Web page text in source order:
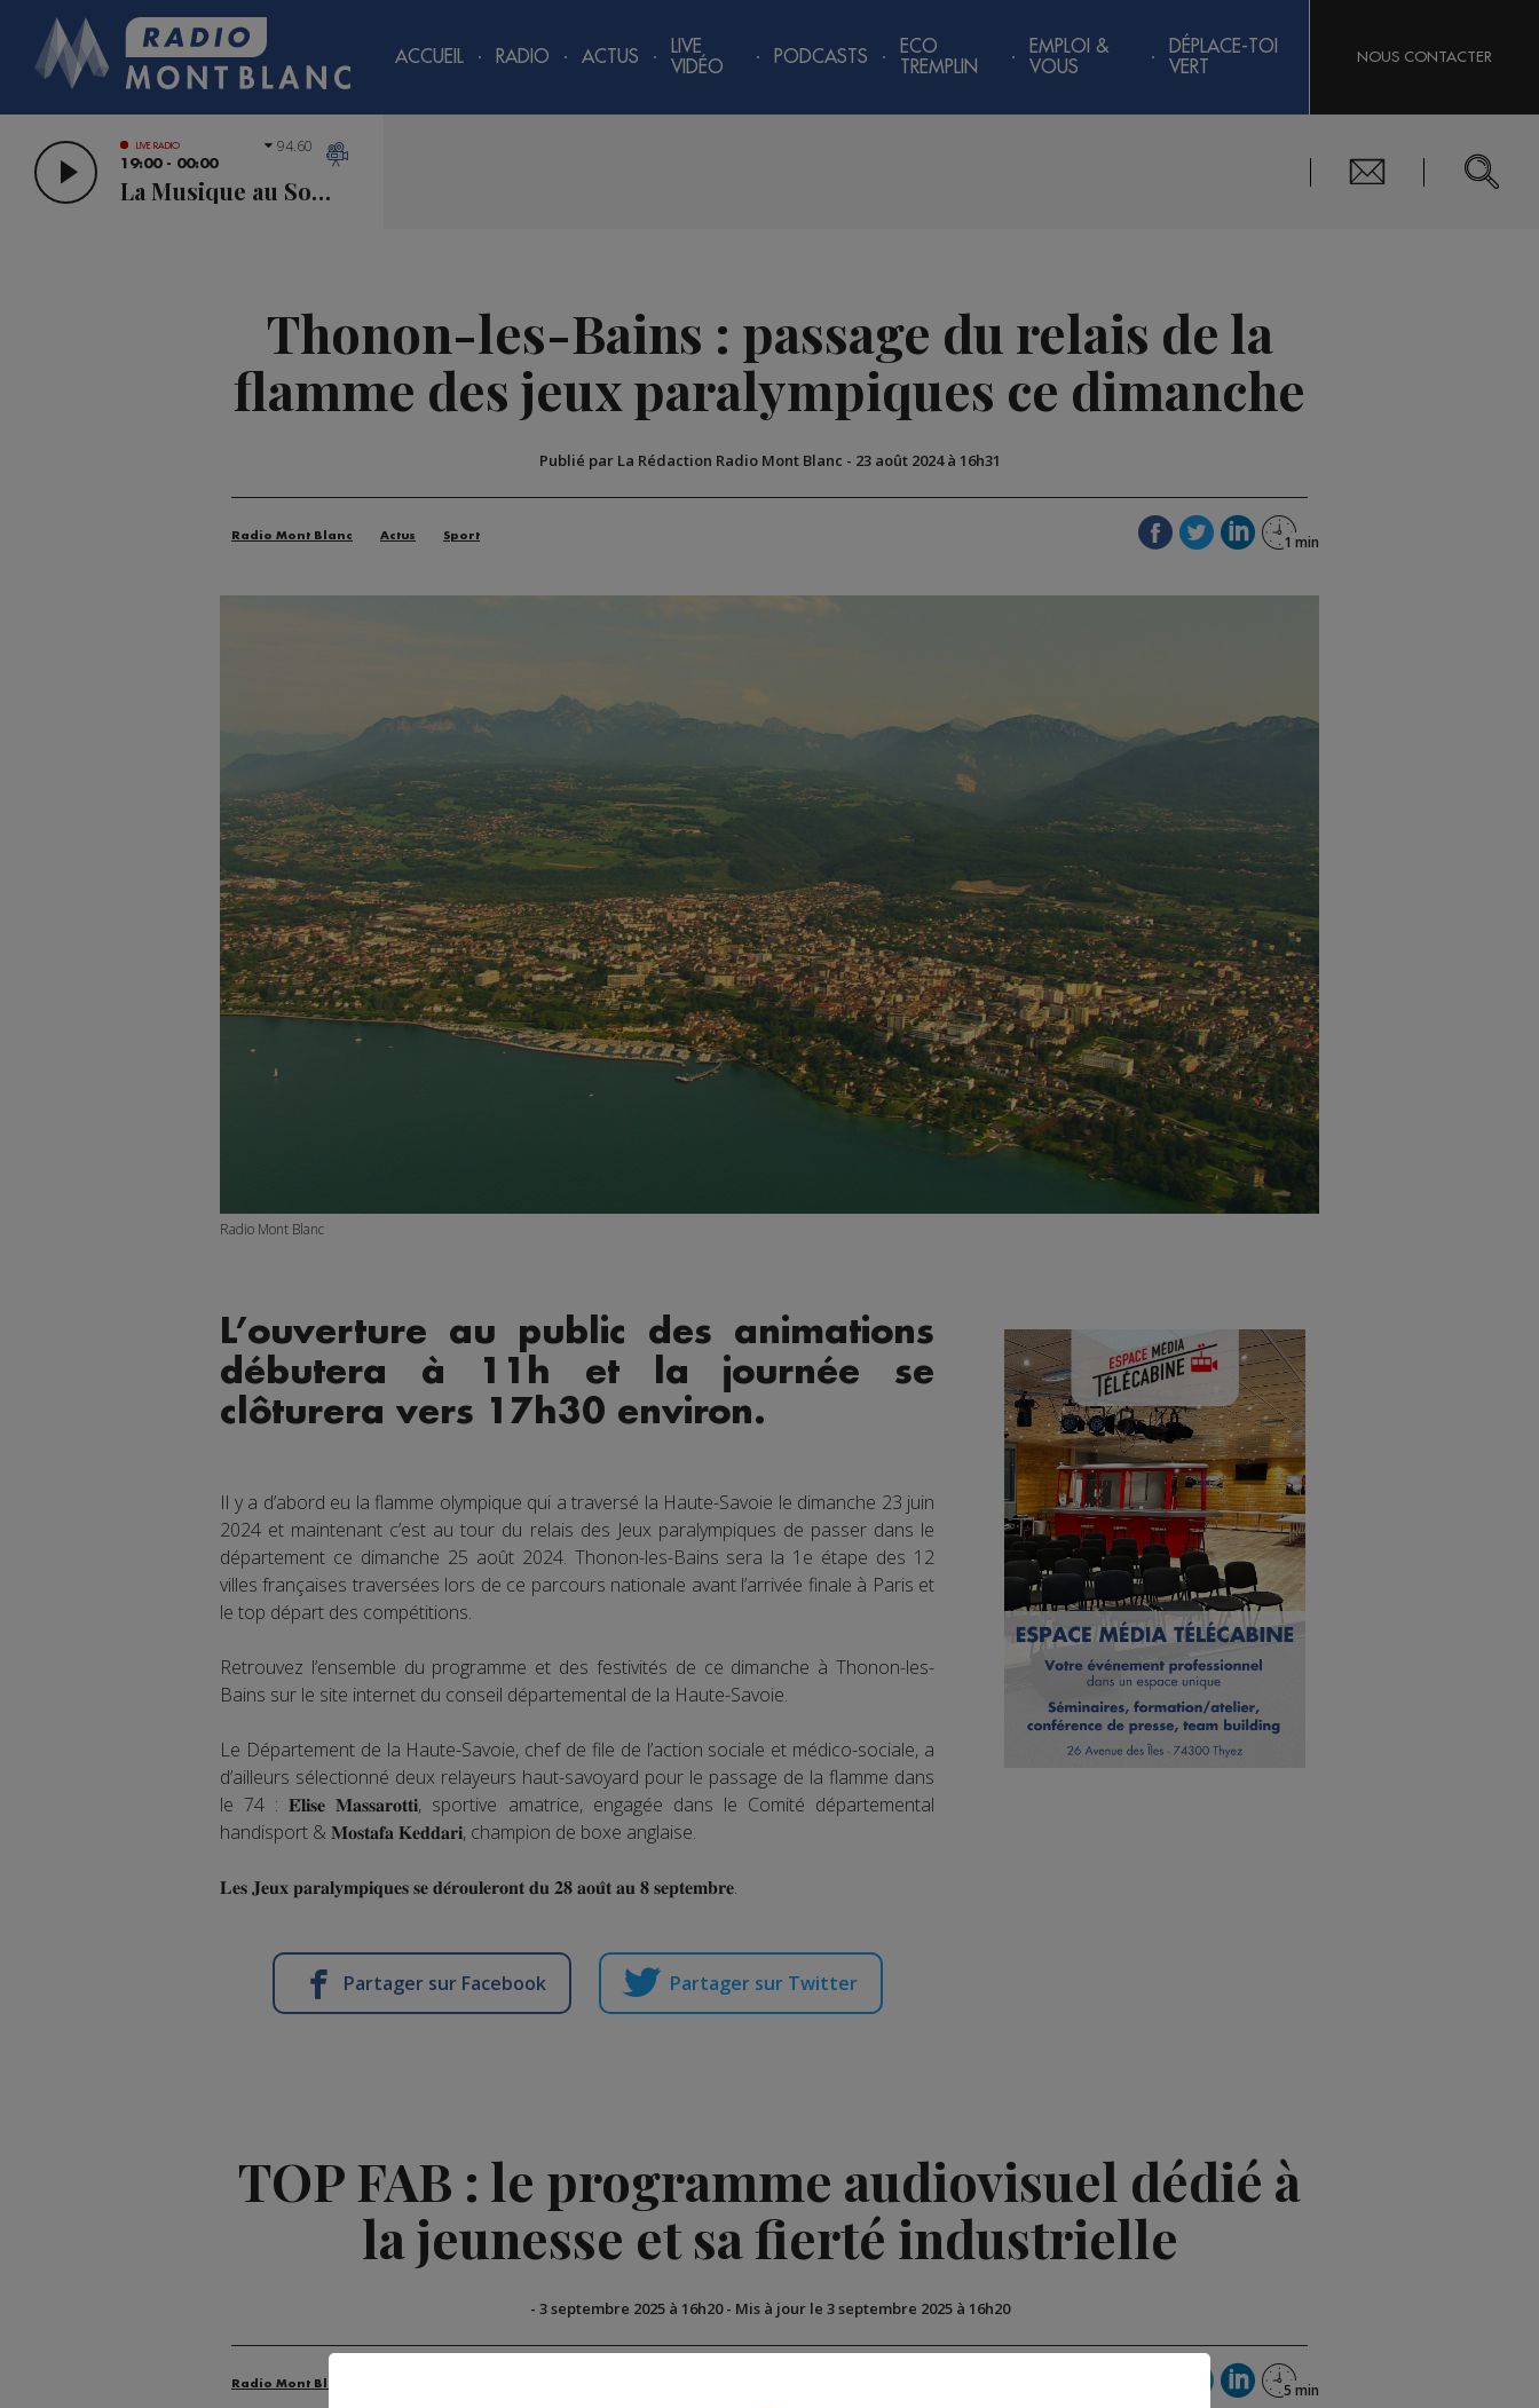
ACCUEIL RADIO ACTUS
LIVE
VIDÉO
PODCASTS
ECO
TREMPLIN
EMPLOI &
VOUS
DÉPLACE-TOI
VERT
NOUS CONTACTER
LIVE RADIO
19:00 - 00:00
La Musique au Sommet
94.60
Thonon-les-Bains : passage du relais de la
flamme des jeux paralympiques ce dimanche
Publié par La Rédaction Radio Mont Blanc - 23 août 2024 à 16h31
Radio Mont Blanc Actus Sport
Radio Mont Blanc
L’ouverture au public des animations
débutera à 11h et la journée se
clôturera vers 17h30 environ.
Il y a d’abord eu la flamme olympique qui a traversé la Haute-Savoie le dimanche 23 juin
2024 et maintenant c’est au tour du relais des Jeux paralympiques de passer dans le
département ce dimanche 25 août 2024. Thonon-les-Bains sera la 1e étape des 12
villes françaises traversées lors de ce parcours nationale avant l’arrivée finale à Paris et
le top départ des compétitions.
Retrouvez l’ensemble du programme et des festivités de ce dimanche à Thonon-les-
Bains sur le site internet du conseil départemental de la Haute-Savoie.
Le Département de la Haute-Savoie, chef de file de l’action sociale et médico-sociale, a
d’ailleurs sélectionné deux relayeurs haut-savoyard pour le passage de la flamme dans
le 74 : 𝐄́𝐥𝐢𝐬𝐞 𝐌𝐚𝐬𝐬𝐚𝐫𝐨𝐭𝐭𝐢, sportive amatrice, engagée dans le Comité départemental
handisport & 𝐌𝐨𝐬𝐭𝐚𝐟𝐚 𝐊𝐞𝐝𝐝𝐚𝐫𝐢, champion de boxe anglaise.
𝐋𝐞𝐬 𝐉𝐞𝐮𝐱 𝐩𝐚𝐫𝐚𝐥𝐲𝐦𝐩𝐢𝐪𝐮𝐞𝐬 𝐬𝐞 𝐝𝐞́𝐫𝐨𝐮𝐥𝐞𝐫𝐨𝐧𝐭 𝐝𝐮 𝟐𝟖 𝐚𝐨𝐮̂𝐭 𝐚𝐮 𝟖 𝐬𝐞𝐩𝐭𝐞𝐦𝐛𝐫𝐞.
Partager sur Facebook Partager sur Twitter
TOP FAB : le programme audiovisuel dédié à
la jeunesse et sa fierté industrielle
- 3 septembre 2025 à 16h20- Mis à jour le 3 septembre 2025 à 16h20
Radio Mont Blanc